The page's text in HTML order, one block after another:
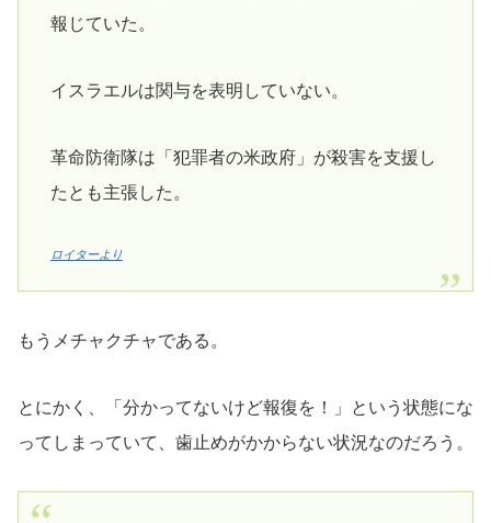
報じていた。
イスラエルは関与を表明していない。
革命防衛隊は「犯罪者の米政府」が殺害を支援し
たとも主張した。
ロイターより
もうメチャクチャである。
とにかく、「分かってないけど報復を！」という状態にな
ってしまっていて、歯止めがかからない状況なのだろう。